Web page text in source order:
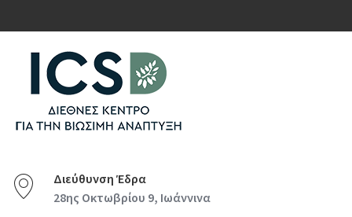
Διεύθυνση Έδρα
28ης Οκτωβρίου 9, Ιωάννινα